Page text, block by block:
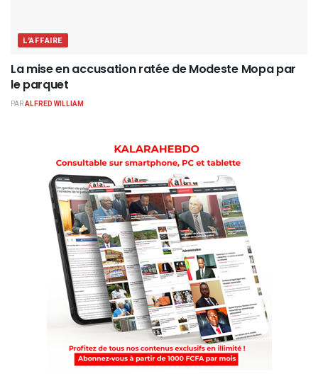
L'AFFAIRE
La mise en accusation ratée de Modeste Mopa par
le parquet
PARALFRED WILLIAM